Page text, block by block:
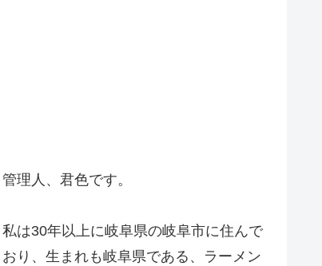
管理人、君色です。
私は30年以上に岐阜県の岐阜市に住んで
おり、生まれも岐阜県である、ラーメン